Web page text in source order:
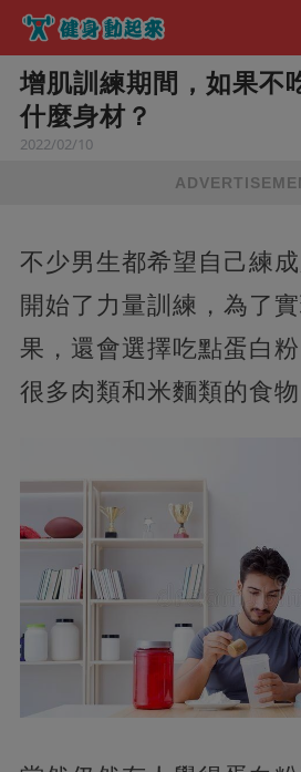
增肌訓練期間，如果不
什麼身材？
2022/02/10
不少男生都希望自己練
開始了力量訓練，為了
果，還會選擇吃點蛋白
很多肉類和米麵類的食物